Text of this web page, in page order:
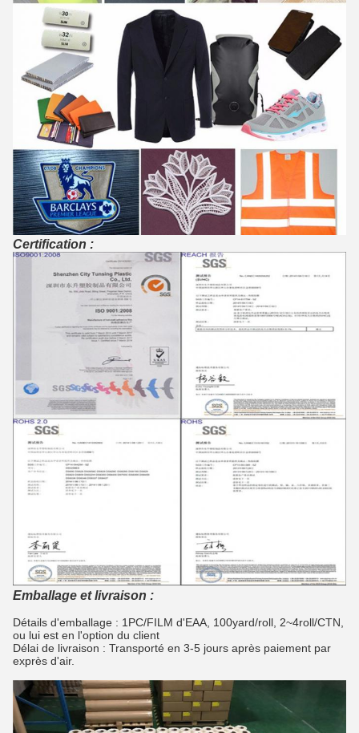
Certification :
Emballage et livraison :
Détails d'emballage : 1PC/FILM d'EAA, 100yard/roll, 2~4roll/CTN,
ou lui est en l'option du client
Délai de livraison : Transporté en 3-5 jours après paiement par
exprès d'air.